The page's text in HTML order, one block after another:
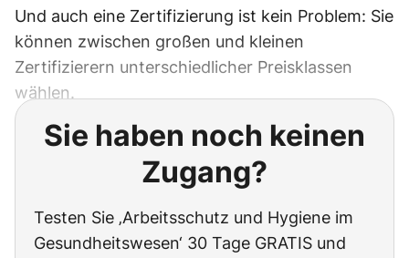
Und auch eine Zertifizierung ist kein Problem: Sie
können zwischen großen und kleinen
Zertifizierern unterschiedlicher Preisklassen
wählen.
Sie haben noch keinen
Zugang?
Testen Sie ‚Arbeitsschutz und Hygiene im
Gesundheitswesen‘ 30 Tage GRATIS und